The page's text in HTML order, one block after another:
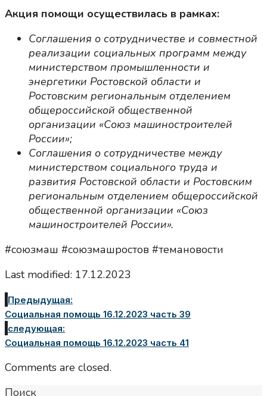
Акция помощи осуществилась в рамках:
Соглашения о сотрудничестве и совместной
реализации социальных программ между
министерством промышленности и
энергетики Ростовской области и
Ростовским региональным отделением
общероссийской общественной
организации «Союз машиностроителей
России»;
Соглашения о сотрудничестве между
министерством социального труда и
развития Ростовской области и Ростовским
региональным отделением общероссийской
общественной организации «Союз
машиностроителей России».
#союзмаш #союзмашростов #темановости
Last modified: 17.12.2023
Предыдущая:
Социальная помощь 16.12.2023 часть 39
следующая:
Социальная помощь 16.12.2023 часть 41
Comments are closed.
Поиск